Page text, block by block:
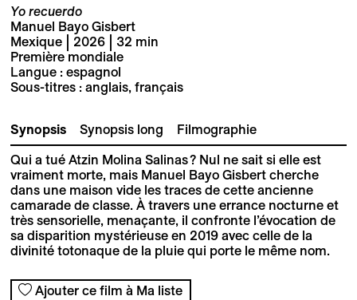
Yo recuerdo
Manuel Bayo Gisbert
Mexique | 2026 | 32 min
Première mondiale
Langue : espagnol
Sous-titres : anglais, français
Synopsis Synopsis long Filmographie
Qui a tué Atzin Molina Salinas ? Nul ne sait si elle est
vraiment morte, mais Manuel Bayo Gisbert cherche
dans une maison vide les traces de cette ancienne
camarade de classe. À travers une errance nocturne et
très sensorielle, menaçante, il confronte l’évocation de
sa disparition mystérieuse en 2019 avec celle de la
divinité totonaque de la pluie qui porte le même nom.
Ajouter ce film à Ma liste